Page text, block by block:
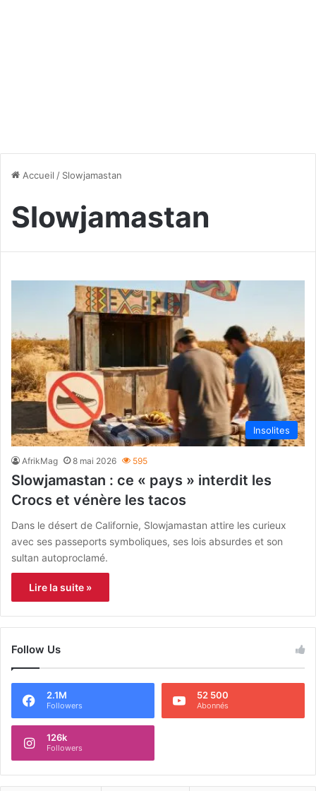
Accueil / Slowjamastan
Slowjamastan
Insolites
AfrikMag 8 mai 2026 595
Slowjamastan : ce « pays » interdit les
Crocs et vénère les tacos
Dans le désert de Californie, Slowjamastan attire les curieux
avec ses passeports symboliques, ses lois absurdes et son
sultan autoproclamé.
Lire la suite »
Follow Us
2.1M
Followers
52 500
Abonnés
126k
Followers